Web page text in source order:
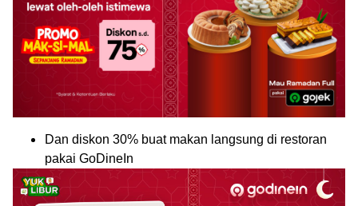
Dan diskon 30% buat makan langsung di restoran
pakai GoDineIn